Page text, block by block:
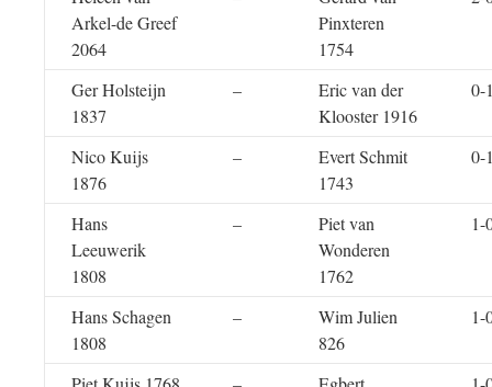
Arkel-de Greef
2064
Pinxteren
1754
Ger Holsteijn
1837
–
Eric van der
Klooster 1916
0-
Nico Kuijs
1876
–
Evert Schmit
1743
0-
Hans
Leeuwerik
1808
–
Piet van
Wonderen
1762
1-
Hans Schagen
1808
–
Wim Julien
826
1-